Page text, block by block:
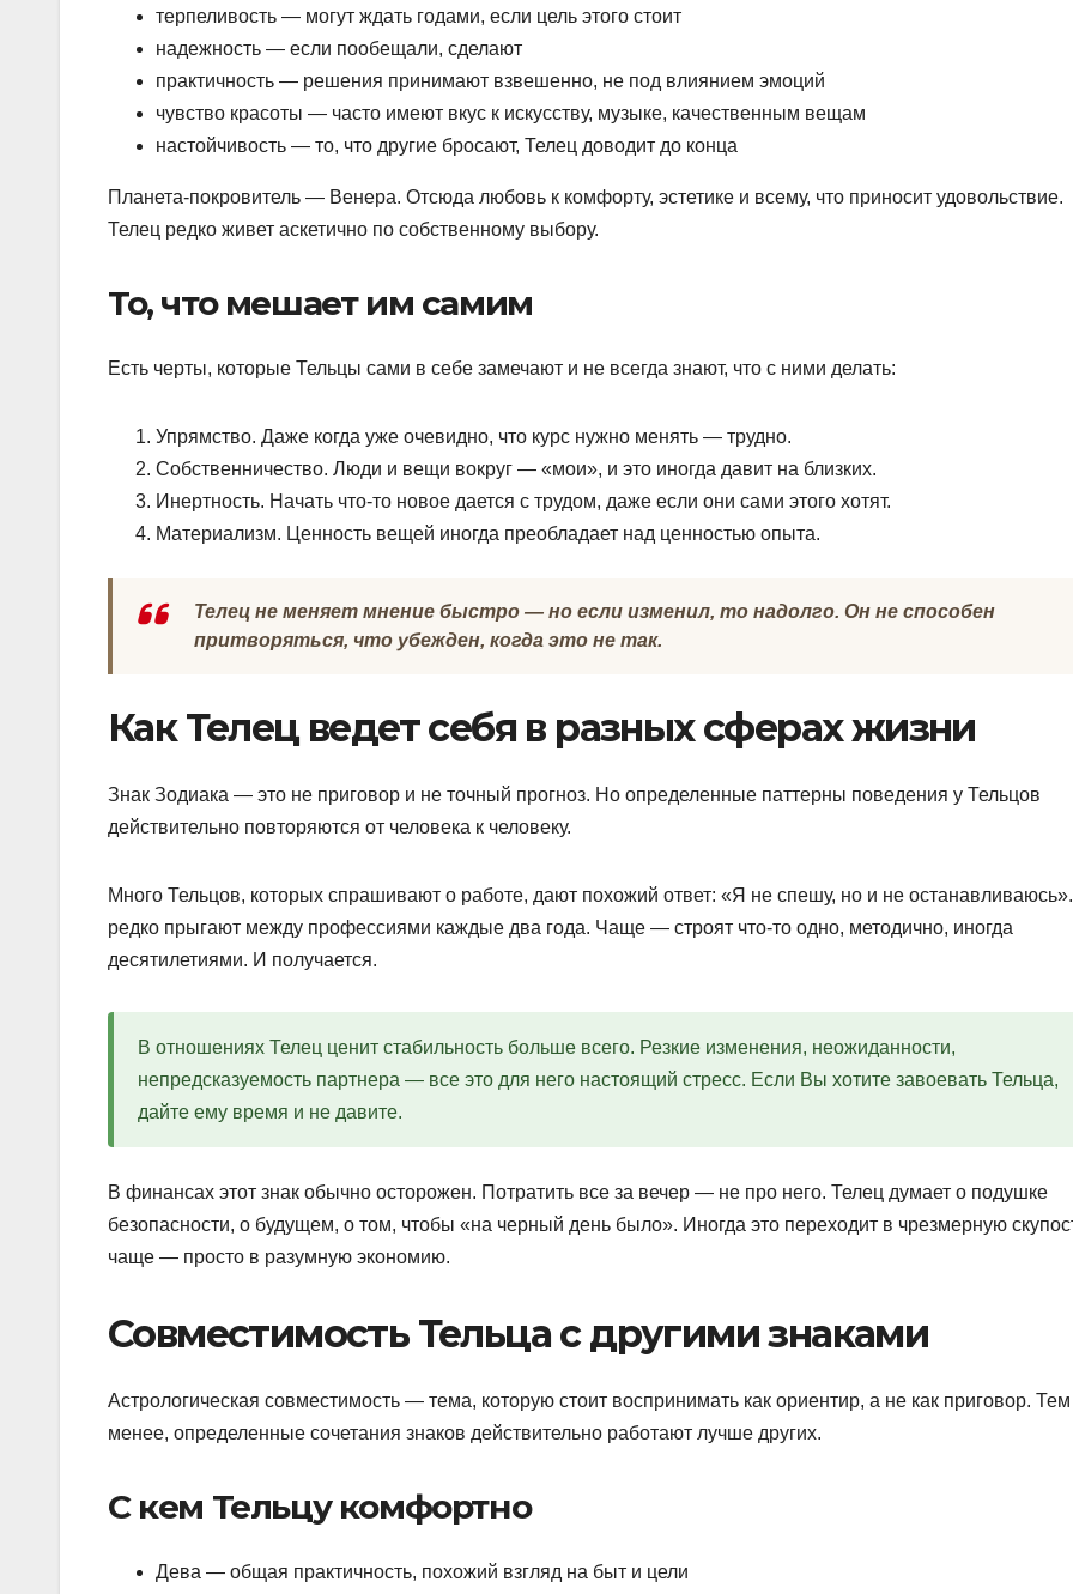
терпеливость — могут ждать годами, если цель этого стоит
надежность — если пообещали, сделают
практичность — решения принимают взвешенно, не под влиянием эмоций
чувство красоты — часто имеют вкус к искусству, музыке, качественным вещам
настойчивость — то, что другие бросают, Телец доводит до конца
Планета-покровитель — Венера. Отсюда любовь к комфорту, эстетике и всему, что приносит удовольствие.
Телец редко живет аскетично по собственному выбору.
То, что мешает им самим
Есть черты, которые Тельцы сами в себе замечают и не всегда знают, что с ними делать:
Упрямство. Даже когда уже очевидно, что курс нужно менять — трудно.
Собственничество. Люди и вещи вокруг — «мои», и это иногда давит на близких.
Инертность. Начать что-то новое дается с трудом, даже если они сами этого хотят.
Материализм. Ценность вещей иногда преобладает над ценностью опыта.
Телец не меняет мнение быстро — но если изменил, то надолго. Он не способен
притворяться, что убежден, когда это не так.
Как Телец ведет себя в разных сферах жизни
Знак Зодиака — это не приговор и не точный прогноз. Но определенные паттерны поведения у Тельцов
действительно повторяются от человека к человеку.
Много Тельцов, которых спрашивают о работе, дают похожий ответ: «Я не спешу, но и не
редко прыгают между профессиями каждые два года. Чаще — строят что-то одно, методично, иногда
десятилетиями. И получается.
В отношениях Телец ценит стабильность больше всего. Резкие изменения, неожиданности,
непредсказуемость партнера — все это для него настоящий стресс. Если Вы хотите завоевать Тельца,
дайте ему время и не давите.
В финансах этот знак обычно осторожен. Потратить все за вечер — не про него. Телец думает о подушке
безопасности, о будущем, о том, чтобы «на черный день было». Иногда это переходит в чрезмерную
чаще — просто в разумную экономию.
Совместимость Тельца с другими знаками
Астрологическая совместимость — тема, которую стоит воспринимать как ориентир, а не как приговор.
менее, определенные сочетания знаков действительно работают лучше других.
С кем Тельцу комфортно
Дева — общая практичность, похожий взгляд на быт и цели